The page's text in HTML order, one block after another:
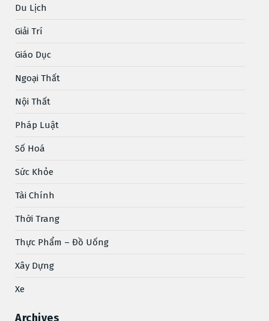
Du Lịch
Giải Trí
Giáo Dục
Ngoại Thất
Nội Thất
Pháp Luật
Số Hoá
Sức Khỏe
Tài Chính
Thời Trang
Thực Phẩm – Đồ Uống
Xây Dựng
Xe
Archives